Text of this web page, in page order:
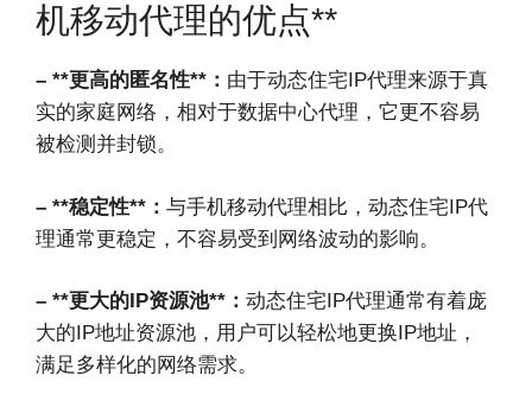
机移动代理的优点**
– **更高的匿名性**： 由于动态住宅IP代理来源于真
实的家庭网络，相对于数据中心代理，它更不容易
被检测并封锁。
– **稳定性**： 与手机移动代理相比，动态住宅IP代
理通常更稳定，不容易受到网络波动的影响。
– **更大的IP资源池**： 动态住宅IP代理通常有着庞
大的IP地址资源池，用户可以轻松地更换IP地址，
满足多样化的网络需求。